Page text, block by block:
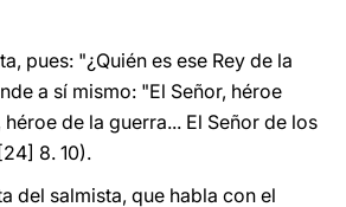
pues: "¿Quién es ese Rey de la
a sí mismo: "El Señor, héroe
de la guerra... El Señor de los
8. 10).
del salmista, que habla con el